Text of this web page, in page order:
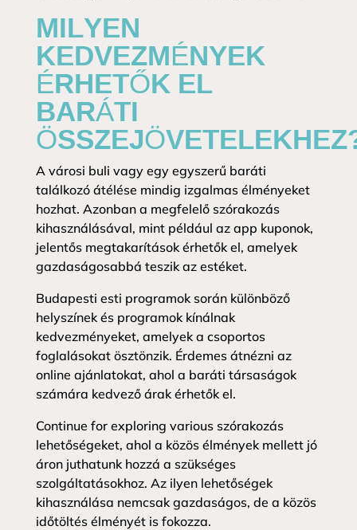
MILYEN
KEDVEZMÉNYEK
ÉRHETŐK EL
BARÁTI
A városi buli vagy egy egyszerű baráti
találkozó átélése mindig izgalmas élményeket
hozhat. Azonban a megfelelő szórakozás
kihasználásával, mint például az app kuponok,
jelentős megtakarítások érhetők el, amelyek
gazdaságosabbá teszik az estéket.
Budapesti esti programok során különböző
helyszínek és programok kínálnak
kedvezményeket, amelyek a csoportos
foglalásokat ösztönzik. Érdemes átnézni az
online ajánlatokat, ahol a baráti társaságok
számára kedvező árak érhetők el.
Continue for exploring various szórakozás
lehetőségeket, ahol a közös élmények mellett jó
áron juthatunk hozzá a szükséges
szolgáltatásokhoz. Az ilyen lehetőségek
kihasználása nemcsak gazdaságos, de a közös
időtöltés élményét is fokozza.